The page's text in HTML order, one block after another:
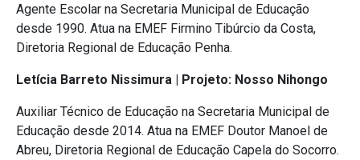
Agente Escolar na Secretaria Municipal de Educação
desde 1990. Atua na EMEF Firmino Tibúrcio da Costa,
Diretoria Regional de Educação Penha.
Letícia Barreto Nissimura | Projeto: Nosso Nihongo
Auxiliar Técnico de Educação na Secretaria Municipal de
Educação desde 2014. Atua na EMEF Doutor Manoel de
Abreu, Diretoria Regional de Educação Capela do Socorro.